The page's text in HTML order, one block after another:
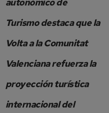
autonómico de
Turismo destaca que la
Volta a la Comunitat
Valenciana refuerza la
proyección turística
internacional del